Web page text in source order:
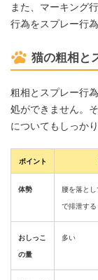
また、マーキング
行為をスプレー行
猫の粗相と
粗相とスプレー行
処ができません。
についてもしっか
ポイント
体勢
腰を落と
で排泄する
おしっこ
の量
多い